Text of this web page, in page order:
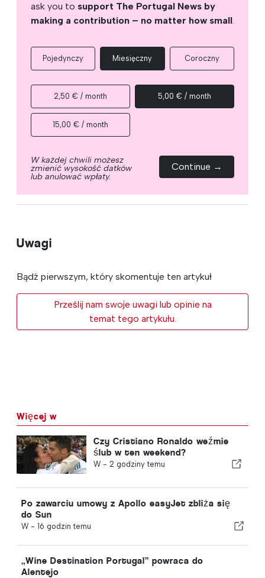
ask you to support The Portugal News by
making a contribution – no matter how small.
Pojedynczy Miesięczny Coroczny
2,50 € / month 5,00 € / month
15,00 € / month
W każdej chwili możesz
zmienić wysokość datków
lub anulować wpłaty.
Continue →
Uwagi
Bądź pierwszym, który skomentuje ten artykuł
Prześlij nam swoje uwagi lub opinie na
temat tego artykułu.
Więcej w
Czy Cristiano Ronaldo weźmie
ślub w ten weekend?
W - 2 godziny temu
Po zawarciu umowy z Apollo easyJet zbliża się
do Sun
W - 16 godzin temu
„Wine Destination Portugal” powraca do
Alentejo